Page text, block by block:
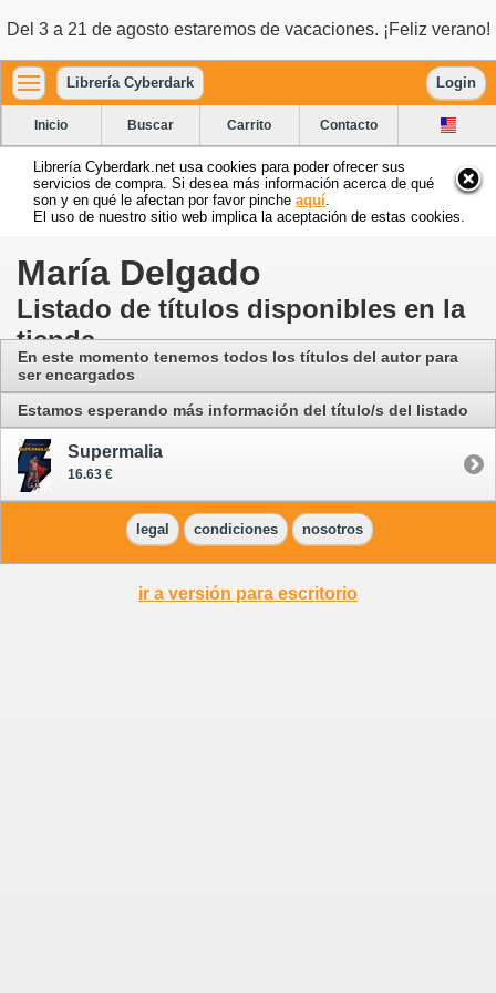
Del 3 a 21 de agosto estaremos de vacaciones. ¡Feliz verano!
Librería Cyberdark Login
Inicio Buscar Carrito Contacto
Librería Cyberdark.net usa cookies para poder ofrecer sus
servicios de compra. Si desea más información acerca de qué
son y en qué le afectan por favor pinche aquí
El uso de nuestro sitio web implica la aceptación de estas cookies.
María Delgado
Listado de títulos disponibles en la
tienda
En este momento tenemos todos los títulos del autor para
ser encargados
Estamos esperando más información del título/s del listado
Supermalia
16.63 €
legal condiciones nosotros
ir a versión para escritorio